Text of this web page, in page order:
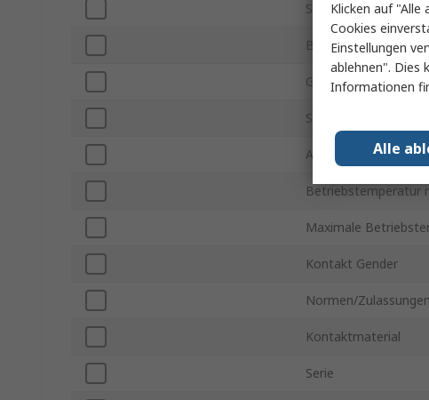
Steckverbinder
Gehäusematerial
Spannung
Anschlusstyp
Betriebstemperatur
Maximale
Kontakt Gender
Normen/Zulassungen
Kontaktmaterial
Serie
Klicken auf "Alle
Cookies
Einstellungen
ablehnen". Dies
Informationen
Alle